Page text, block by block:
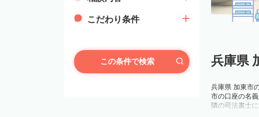
こだわり条件
この条件で検索 兵庫県
兵庫県 加東市
市の口座の名
隣の司法書士